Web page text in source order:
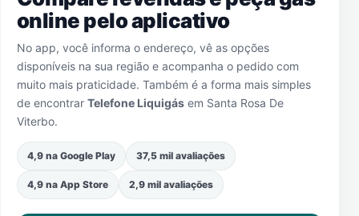
online pelo aplicativo
No app, você informa o endereço, vê as opções
disponíveis na sua região e acompanha o pedido com
muito mais praticidade. Também é a forma mais simples
de encontrar Telefone Liquigás em Santa Rosa De
Viterbo.
4,9 na Google Play 37,5 mil avaliações
4,9 na App Store 2,9 mil avaliações